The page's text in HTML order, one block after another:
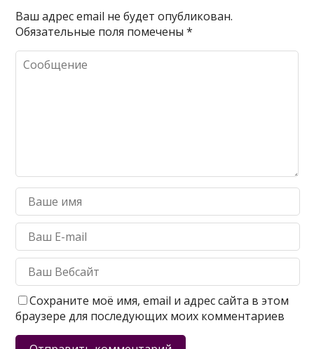
Ваш адрес email не будет опубликован.
Обязательные поля помечены*
Сохраните моё имя, email и адрес сайта в этом
браузере для последующих моих комментариев